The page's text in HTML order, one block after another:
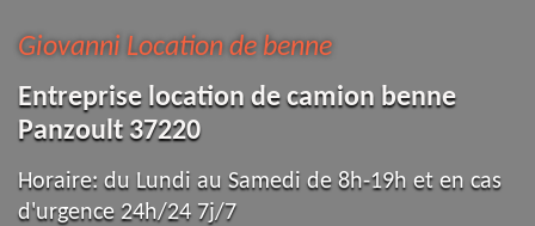
Giovanni Location de benne
Entreprise location de camion benne
Panzoult 37220
Horaire: du Lundi au Samedi de 8h-19h et en cas
d'urgence 24h/24 7j/7